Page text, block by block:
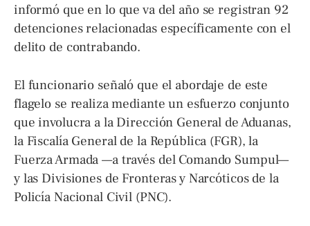
informó que en lo que va del año se registran 92
detenciones relacionadas específicamente con el
delito de contrabando.
El funcionario señaló que el abordaje de este
flagelo se realiza mediante un esfuerzo conjunto
que involucra a la Dirección General de Aduanas,
la Fiscalía General de la República (FGR), la
Fuerza Armada —a través del Comando Sumpul—
y las Divisiones de Fronteras y Narcóticos de la
Policía Nacional Civil (PNC).